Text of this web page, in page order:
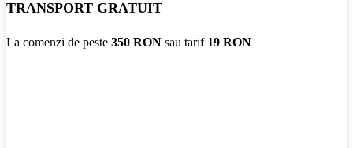
TRANSPORT GRATUIT
La comenzi de peste 350 RON sau tarif 19 RON